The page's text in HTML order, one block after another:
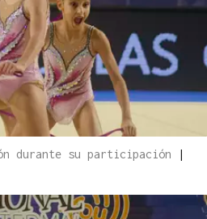
durante su participación
|